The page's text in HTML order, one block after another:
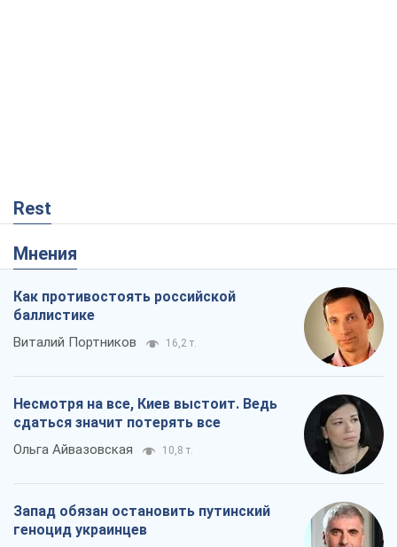
Rest
Мнения
Как противостоять российской
баллистике
Виталий Портников 16,2 т.
Несмотря на все, Киев выстоит. Ведь
сдаться значит потерять все
Ольга Айвазовская 10,8 т.
Запад обязан остановить путинский
геноцид украинцев